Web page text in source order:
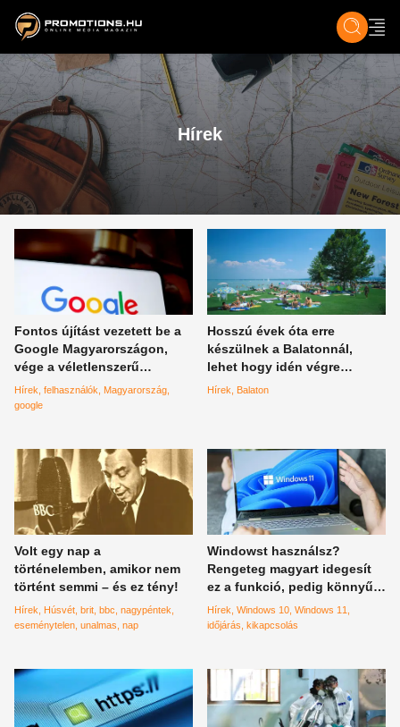
ZENE, FILM & KULT ÉLET TECH &
Hírek
Fontos újítást vezetett be a
Google Magyarországon,
vége a véletlenszerű
híreknek
Hírek felhasználók
Magyarország
google
Hosszú évek óta erre
készülnek a Balatonnál,
lehet hogy idén végre
sikerrel járnak és minden
Hírek Balaton
Volt egy nap a
történelemben, amikor nem
történt semmi – és ez tény!
Hírek Húsvét brit bbc nagypéntek
eseménytelen unalmas nap
Windowst használsz?
Rengeteg magyart idegesít
ez a funkció, pedig könnyű
kikapcsolni
Hírek Windows 10 Windows 11
időjárás kikapcsolás